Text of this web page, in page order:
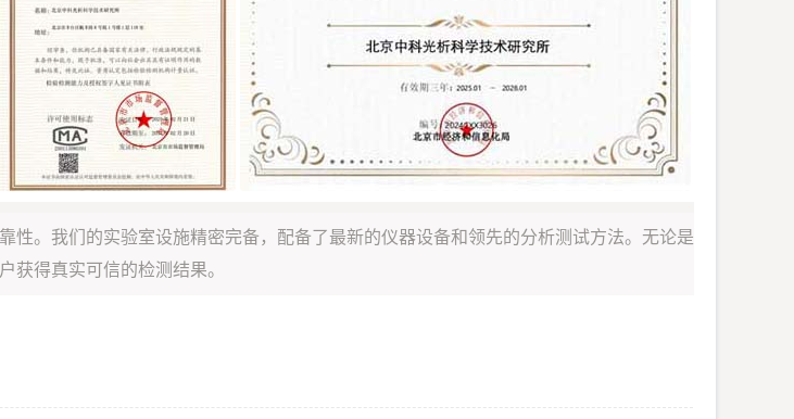
性。我们的实验室设施精密完备，配备了最新的仪器设备和领先的分析测试方法。无论是
获得真实可信的检测结果。